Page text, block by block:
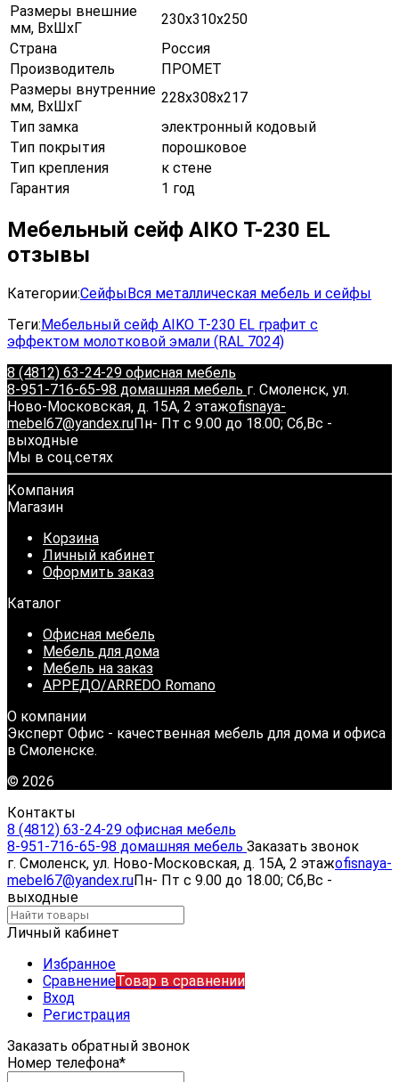
Размеры внешние
мм, ВхШхГ
230х310х250
Страна
Россия
Производитель
ПРОМЕТ
Размеры внутренние
мм, ВхШхГ
228х308х217
Тип замка
электронный кодовый
Тип покрытия
порошковое
Тип крепления
к стене
Гарантия
1 год
Мебельный сейф AIKO Т-230 EL
отзывы
Категории:СейфыВся металлическая мебель и сейфы
Теги:Мебельный сейф AIKO Т-230 EL графит с
эффектом молотковой эмали (RAL 7024)
8 (4812) 63-24-29 офисная мебель
8-951-716-65-98 домашняя мебель г. Смоленск, ул.
Ново-Московская, д. 15А, 2 этажofisnaya-
mebel67@yandex.ruПн- Пт с 9.00 до 18.00; Сб,Вс -
выходные
Мы в соц.сетях
Компания
Магазин
Корзина
Личный кабинет
Оформить заказ
Каталог
Офисная мебель
Мебель для дома
Мебель на заказ
АРРЕДО/ARREDO Romano
О компании
Эксперт Офис - качественная мебель для дома и офиса
в Смоленске.
© 2026
Контакты
8 (4812) 63-24-29 офисная мебель
8-951-716-65-98 домашняя мебель Заказать звонок
г. Смоленск, ул. Ново-Московская, д. 15А, 2 этажofisnaya-
mebel67@yandex.ruПн- Пт с 9.00 до 18.00; Сб,Вс -
выходные
Личный кабинет
Избранное
СравнениеТовар в сравнении
Вход
Регистрация
Заказать обратный звонок
Номер телефона*